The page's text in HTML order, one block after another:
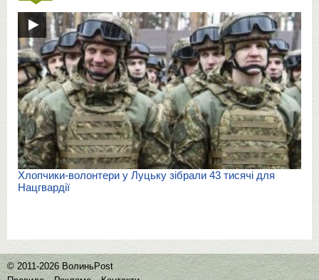
Хлопчики-волонтери у Луцьку зібрали 43 тисячі для
Нацгвардії
© 2011-2026 ВолиньPost